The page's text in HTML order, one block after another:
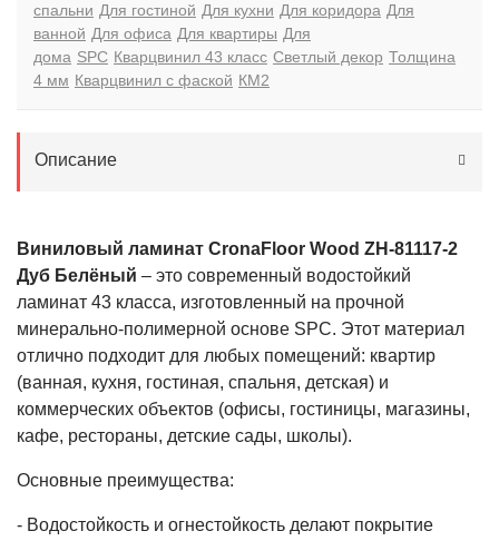
спальни Для гостиной Для кухни Для коридора Для
ванной Для офиса Для квартиры Для
дома SPC Кварцвинил 43 класс Светлый декор Толщина
4 мм Кварцвинил с фаской КМ2
Описание
Виниловый ламинат CronaFloor Wood ZH-81117-2
Дуб Белёный – это современный водостойкий
ламинат 43 класса, изготовленный на прочной
минерально-полимерной основе SPC. Этот материал
отлично подходит для любых помещений: квартир
(ванная, кухня, гостиная, спальня, детская) и
коммерческих объектов (офисы, гостиницы, магазины,
кафе, рестораны, детские сады, школы).
Основные преимущества:
- Водостойкость и огнестойкость делают покрытие